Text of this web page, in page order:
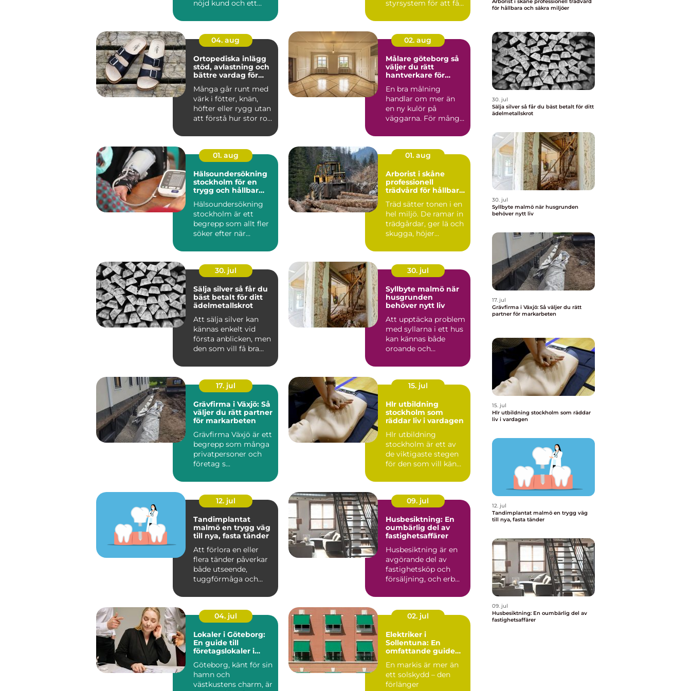
nöjd kund och ett
Många fö...
styrsystem för att få
redan ä...
04. aug
Ortopediska inlägg
stöd, avlastning och
bättre vardag för
Många går runt med
värk i fötter, knän,
höfter eller rygg utan
att förstå hur stor roll
02. aug
Målare göteborg så
väljer du rätt
hantverkare för
En bra målning
handlar om mer än
en ny kulör på
väggarna. För många
också ett s...
01. aug
Hälsoundersökning
stockholm för en
trygg och hållbar
Hälsoundersökning
stockholm är ett
begrepp som allt fler
söker efter när
krävande ...
01. aug
Arborist i skåne
professionell
trädvård för hållbara
Träd sätter tonen i en
hel miljö. De ramar in
trädgårdar, ger lä och
skugga, höjer
30. jul
Sälja silver så får du
bäst betalt för ditt
ädelmetallskrot
Att sälja silver kan
kännas enkelt vid
första anblicken, men
den som vill få bra
30. jul
Syllbyte malmö när
husgrunden
behöver nytt liv
Att upptäcka problem
med syllarna i ett hus
kan kännas både
oroande och
Många villaä...
17. jul
Grävfirma i Växjö: Så
väljer du rätt partner
för markarbeten
Grävfirma Växjö är ett
begrepp som många
privatpersoner och
företag s...
15. jul
Hlr utbildning
stockholm som
räddar liv i vardagen
Hlr utbildning
stockholm är ett av
de viktigaste stegen
för den som vill känna
d...
12. jul
Tandimplantat
malmö en trygg väg
till nya, fasta tänder
Att förlora en eller
flera tänder påverkar
både utseende,
tuggförmåga och
drar si...
09. jul
Husbesiktning: En
oumbärlig del av
fastighetsaffärer
Husbesiktning är en
avgörande del av
fastighetsköp och
försäljning, och erb...
04. jul
Lokaler i Göteborg:
En guide till
företagslokaler i
Göteborg, känt för sin
hamn och
västkustens charm, är
02. jul
Elektriker i
Sollentuna: En
omfattande guide
markis-installation
En markis är mer än
ett solskydd – den
förlänger
för hållbara och säkra miljöer
30. jul
Sälja silver så får du bäst betalt för ditt
ädelmetallskrot
30. jul
Syllbyte malmö när husgrunden
behöver nytt liv
17. jul
Grävfirma i Växjö: Så väljer du rätt
partner för markarbeten
15. jul
Hlr utbildning stockholm som räddar
liv i vardagen
12. jul
Tandimplantat malmö en trygg väg
till nya, fasta tänder
09. jul
Husbesiktning: En oumbärlig del av
fastighetsaffärer